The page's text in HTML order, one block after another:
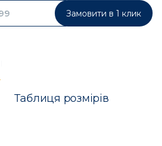
Замовити в 1 клик
Таблиця розмірів